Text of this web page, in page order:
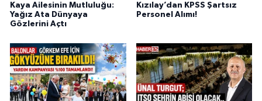
Kaya Ailesinin Mutluluğu:
Yağız Ata Dünyaya
Gözlerini Açtı
Kızılay’dan KPSS Şartsız
Personel Alımı!